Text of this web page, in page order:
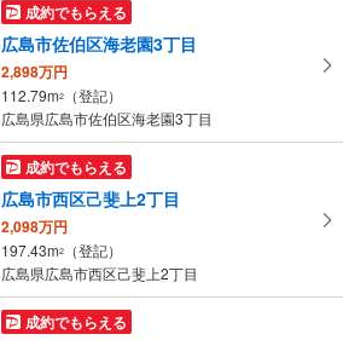
成約でもらえる
広島市佐伯区海老園3丁目
2,898万円
112.79m2
（登記）
広島県広島市佐伯区海老園3丁目
成約でもらえる
広島市西区己斐上2丁目
2,098万円
197.43m2
（登記）
広島県広島市西区己斐上2丁目
成約でもらえる